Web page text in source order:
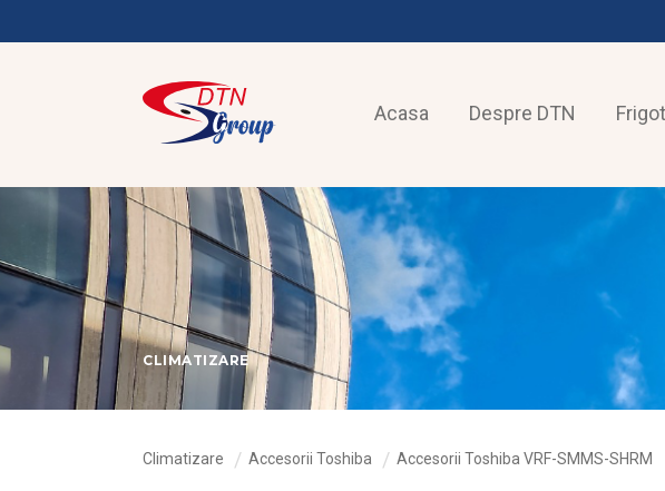
Acasa Despre DTN
CLIMATIZARE
Climatizare Accesorii Toshiba Accesorii Toshiba VRF-SMMS-SHRM